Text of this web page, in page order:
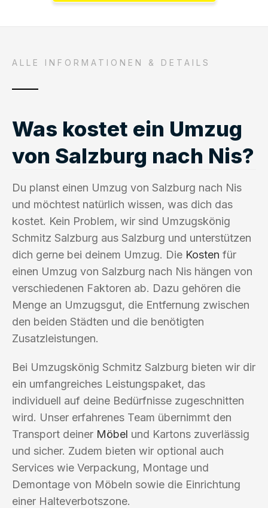
ALLE INFORMATIONEN & DETAILS
Was kostet ein Umzug
von Salzburg nach Nis?
Du planst einen Umzug von Salzburg nach Nis
und möchtest natürlich wissen, was dich das
kostet. Kein Problem, wir sind Umzugskönig
Schmitz Salzburg aus Salzburg und unterstützen
dich gerne bei deinem Umzug. Die Kosten für
einen Umzug von Salzburg nach Nis hängen von
verschiedenen Faktoren ab. Dazu gehören die
Menge an Umzugsgut, die Entfernung zwischen
den beiden Städten und die benötigten
Zusatzleistungen.
Bei Umzugskönig Schmitz Salzburg bieten wir dir
ein umfangreiches Leistungspaket, das
individuell auf deine Bedürfnisse zugeschnitten
wird. Unser erfahrenes Team übernimmt den
Transport deiner Möbel und Kartons zuverlässig
und sicher. Zudem bieten wir optional auch
Services wie Verpackung, Montage und
Demontage von Möbeln sowie die Einrichtung
einer Halteverbotszone.